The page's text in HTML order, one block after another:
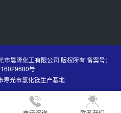
晨隆化工有限公司 版权所有 备案号：
号
寿光市氯化镁生产基地